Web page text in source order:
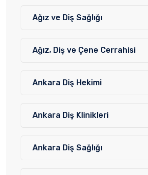
Ağız ve Diş Sağlığı
Ağız, Diş ve Çene Cerrahisi
Ankara Diş Hekimi
Ankara Diş Klinikleri
Ankara Diş Sağlığı